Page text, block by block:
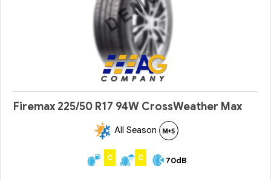
Firemax 225/50 R17 94W CrossWeather Max
All Season
C C 70dB